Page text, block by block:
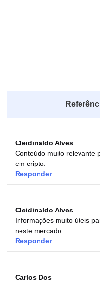
Cleidinaldo Alves
Conteúdo muito relevante
em cripto.
Responder
Cleidinaldo Alves
Informações muito úteis
neste mercado.
Responder
Carlos Dos